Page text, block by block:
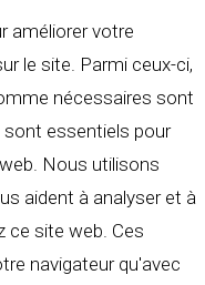
améliorer votre
le site. Parmi ceux-ci,
nécessaires sont
essentiels pour
Nous utilisons
aident à analyser et à
ce site web. Ces
navigateur qu'avec